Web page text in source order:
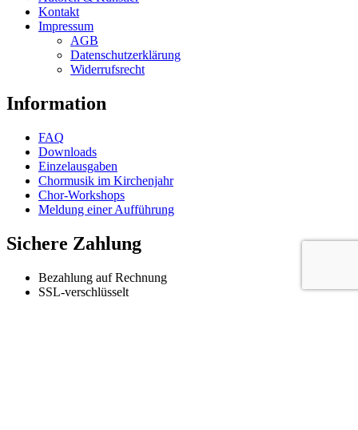
page
options
may
be
chosen
on
product
Kontakt
Impressum
AGB
Datenschutzerklärung
Widerrufsrecht
Information
FAQ
Downloads
Einzelausgaben
Chormusik im Kirchenjahr
Chor-Workshops
Meldung einer Aufführung
Sichere Zahlung
Bezahlung auf Rechnung
SSL-verschlüsselt